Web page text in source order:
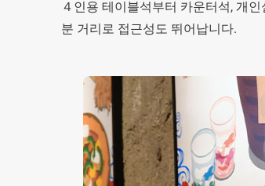
４인용 테이블석부터 카운터석, 개
분 거리로 접근성도 뛰어납니다.